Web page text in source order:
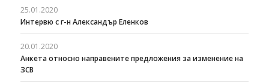
25.01.2020
Интервю с г-н Александър Еленков
20.01.2020
Анкета относно направените предложения за изменение на
ЗСВ